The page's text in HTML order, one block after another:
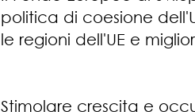
politica di coesione
le regioni dell'UE e
Stimolare crescita e